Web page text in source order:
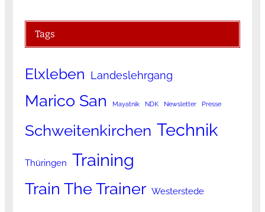
Tags
Elxleben Landeslehrgang
Marico San Mayatnik NDK Newsletter Presse
Schweitenkirchen Technik
Thüringen Training
Train The Trainer Westerstede